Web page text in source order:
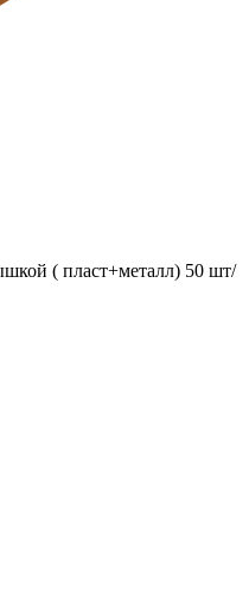
( пласт+металл) 50 шт/